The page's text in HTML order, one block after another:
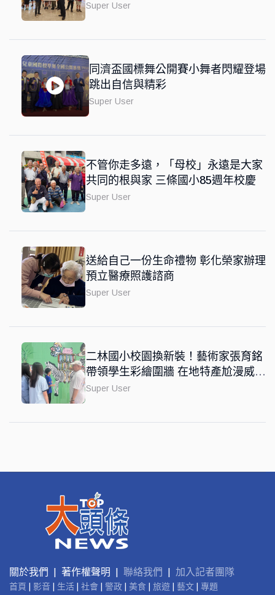
Super User
同濟盃國標舞公開賽小舞者閃耀登場
跳出自信與精彩
Super User
不管你走多遠，「母校」永遠是大家
共同的根與家 三條國小85週年校慶
Super User
送給自己一份生命禮物 彰化榮家辦理
預立醫療照護諮商
Super User
二林國小校園換新裝！藝術家張育銘
帶領學生彩繪圍牆 在地特產尬漫威風
融入國際觀
Super User
關於我們 | 著作權聲明 | 聯絡我們 加入記者團隊
首頁 影音 生活 社會 警政 美食 旅遊 藝文 專題